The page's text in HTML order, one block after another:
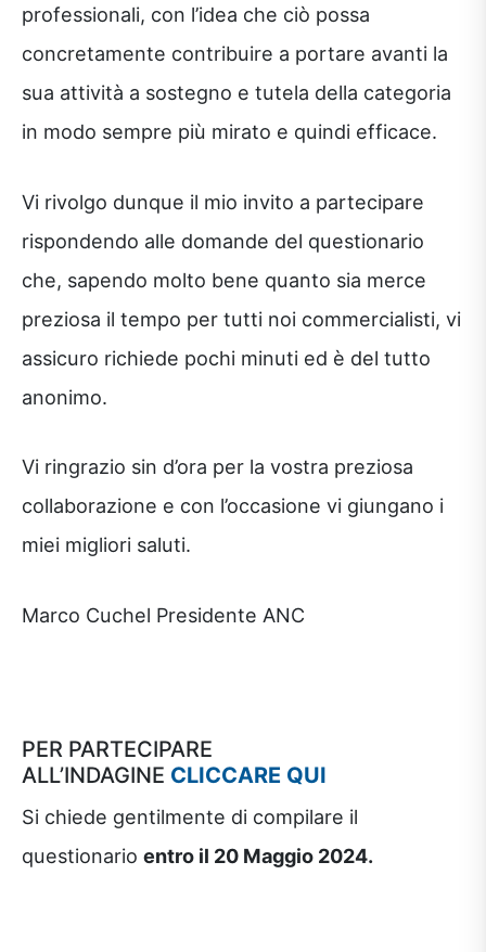
professionali, con l’idea che ciò possa
concretamente contribuire a portare avanti la
sua attività a sostegno e tutela della categoria
in modo sempre più mirato e quindi efficace.
Vi rivolgo dunque il mio invito a partecipare
rispondendo alle domande del questionario
che, sapendo molto bene quanto sia merce
preziosa il tempo per tutti noi commercialisti, vi
assicuro richiede pochi minuti ed è del tutto
anonimo.
Vi ringrazio sin d’ora per la vostra preziosa
collaborazione e con l’occasione vi giungano i
miei migliori saluti.
Marco Cuchel Presidente ANC
PER PARTECIPARE
ALL’INDAGINE CLICCARE QUI
Si chiede gentilmente di compilare il
questionario entro il 20 Maggio 2024.